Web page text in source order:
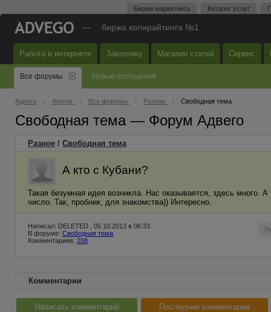
Биржа маркетинга Каталог услуг
— биржа копирайтинга №1
Работа в интернете Заказчику Магазин статей Сервис
Все форумы Новые сообщения
Адвего Форум Все форумы Разное Свободная тема
Свободная тема — Форум Адвего
Разное / Свободная тема
А кто с Кубани?
Такая безумная идея возникла. Нас оказывается, здесь много.
число. Так, пробник, для знакомства)) Интересно.
Написал: DELETED , 05.10.2013 в 06:33
В форуме: Свободная тема
Комментариев: 208
Комментарии
Написать комментарий Последние комментарии